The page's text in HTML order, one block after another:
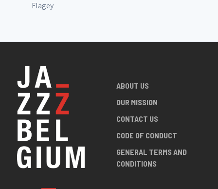
Flagey
ABOUT US
OUR MISSION
CONTACT US
CODE OF CONDUCT
GENERAL TERMS AND
CONDITIONS